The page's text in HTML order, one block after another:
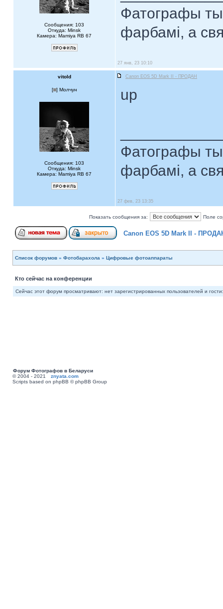
Сообщения: 103
Откуда: Minsk
Камера: Mamiya RB 67
Фатографы
фарбамі, а
27 янв, 23 10:10
vitold Canon EOS 5D Mark II - ПРОДАН
[ ] Молчун
Сообщения: 103
Откуда: Minsk
Камера: Mamiya RB 67
up
Фатографы
фарбамі, а
27 фев, 23 13:35
Показать сообщения за: Поле
Canon EOS 5D Mark II -
Список форумов » Фотобарахола » Цифровые фотоаппараты
Кто сейчас на конференции
Сейчас этот форум просматривают: нет зарегистрированных пользователей и
Форум Фотографов в Беларуси
© 2004 - 2021 znyata.com
Scripts based on phpBB © phpBB Group